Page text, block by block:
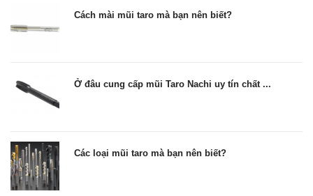
Cách mài mũi taro mà bạn nên biết?
Ở đâu cung cấp mũi Taro Nachi uy tín chất ...
Các loại mũi taro mà bạn nên biết?